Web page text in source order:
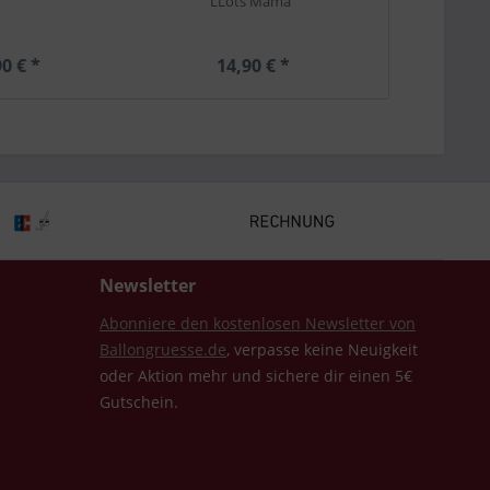
€ * 14,90 € *
Newsletter
Abonniere den kostenlosen Newsletter von
Ballongruesse.de, verpasse keine Neuigkeit
oder Aktion mehr und sichere dir einen 5€
Gutschein.